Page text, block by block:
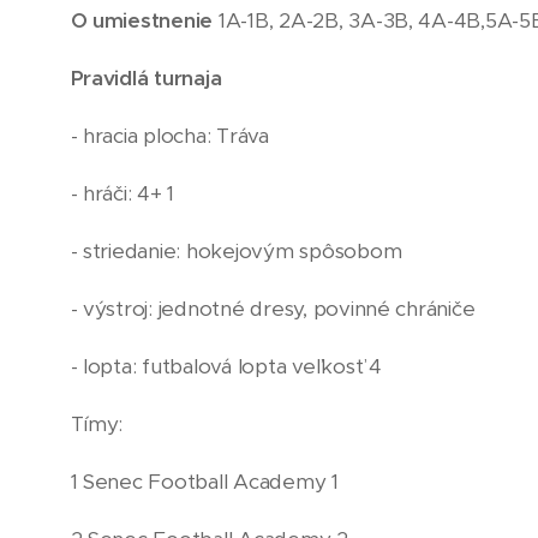
O umiestnenie 1A-1B, 2A-2B, 3A-3B, 4A-4B,5A-
Pravidlá turnaja
- hracia plocha: Tráva
- hráči: 4+ 1
- striedanie: hokejovým spôsobom
- výstroj: jednotné dresy, povinné chrániče
- lopta: futbalová lopta veľkosť 4
Tímy:
1 Senec Football Academy 1